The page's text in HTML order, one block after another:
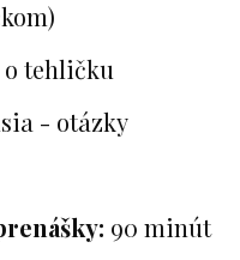
o tehličku
- otázky
90 minút